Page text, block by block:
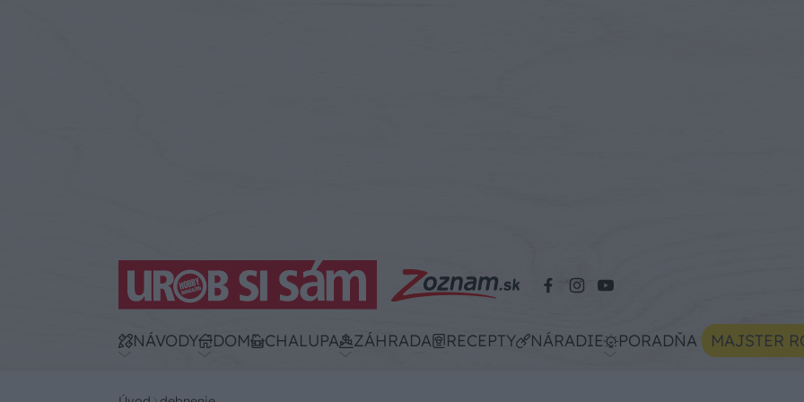
NÁVODY DOM CHALUPA ZÁHRADA RECEPTY NÁRADIE PORADŇA MAJSTER